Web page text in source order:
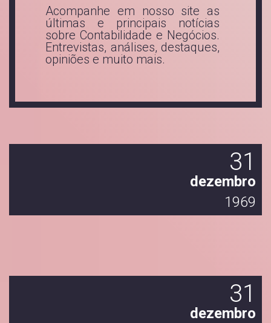
Acompanhe em nosso site as
últimas e principais notícias
sobre Contabilidade e Negócios.
Entrevistas, análises, destaques,
opiniões e muito mais.
31
dezembro
1969
31
dezembro